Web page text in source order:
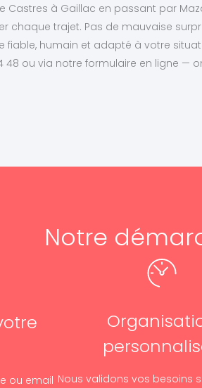
Castres à Gaillac en passant par
chaque trajet. Pas de mauvaise
fiable, humain et adapté à votre
48 ou via notre formulaire en ligne —
Notre
ou email Nous validons vos besoins